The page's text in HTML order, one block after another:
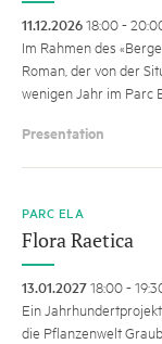
11.12.202618:00 -
Im Rahmen des
Roman, der von der
wenigen Jahr im Parc
Presentation
PARC ELA
Flora Raetica
13.01.202718:00 -
Ein
die Pflanzenwelt